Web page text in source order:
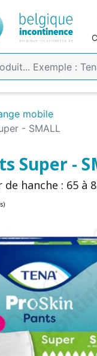
mobile
- SMALL
Super -
hanche : 65 à
avis)